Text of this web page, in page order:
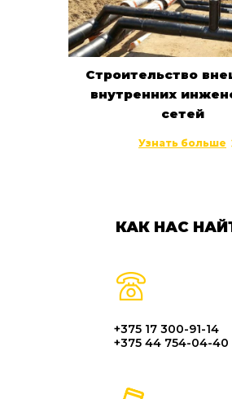
Строительство
внутренних
сетей
Узнать больше
КАК НАС
+375 17 300-91-14
+375 44 754-04-40